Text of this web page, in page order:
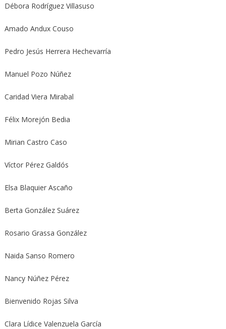
Débora Rodríguez Villasuso
Amado Andux Couso
Pedro Jesús Herrera Hechevarría
Manuel Pozo Núñez
Caridad Viera Mirabal
Félix Morejón Bedia
Mirian Castro Caso
Víctor Pérez Galdós
Elsa Blaquier Ascaño
Berta González Suárez
Rosario Grassa González
Naida Sanso Romero
Nancy Núñez Pérez
Bienvenido Rojas Silva
Clara Lídice Valenzuela García